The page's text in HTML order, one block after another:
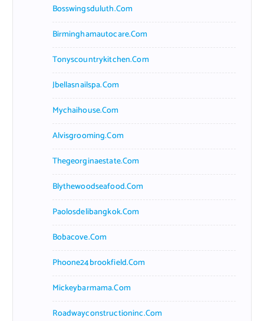
Bosswingsduluth.com
Birminghamautocare.com
Tonyscountrykitchen.com
Jbellasnailspa.com
Mychaihouse.com
Alvisgrooming.com
Thegeorginaestate.com
Blythewoodseafood.com
Paolosdelibangkok.com
Bobacove.com
Phoone24brookfield.com
Mickeybarmama.com
Roadwayconstructioninc.com